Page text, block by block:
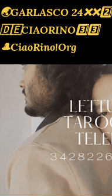
🌏GARLASCO 24❌️❌️2️⃣
🇩🇪CIAORINO3️⃣3️⃣
🎩CiaoRino!Org